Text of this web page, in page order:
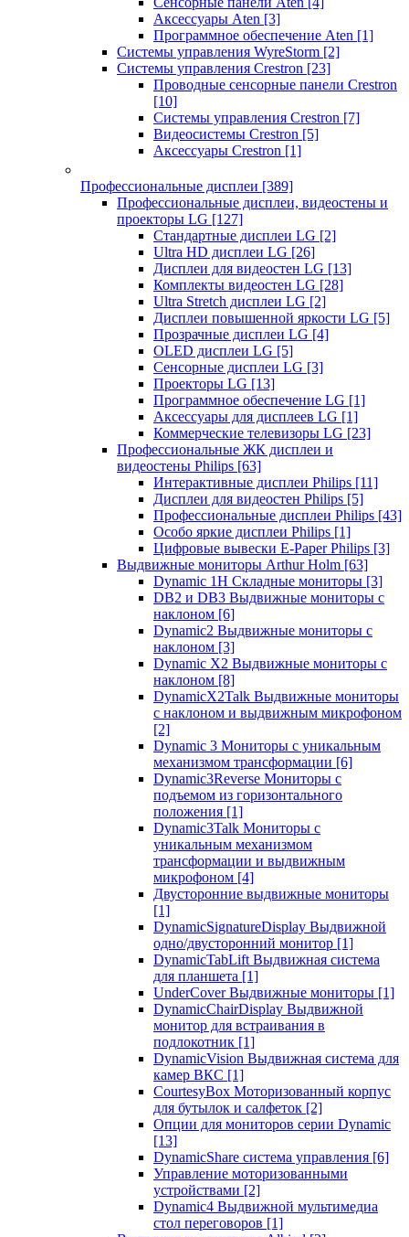
Аксессуары Aten [3]
Программное обеспечение Aten [1]
Системы управления WyreStorm [2]
Системы управления Crestron [23]
Проводные сенсорные панели Crestron
[10]
Системы управления Crestron [7]
Видеосистемы Crestron [5]
Аксессуары Crestron [1]
Профессиональные дисплеи [389]
Профессиональные дисплеи, видеостены и
проекторы LG [127]
Стандартные дисплеи LG [2]
Ultra HD дисплеи LG [26]
Дисплеи для видеостен LG [13]
Комплекты видеостен LG [28]
Ultra Stretch дисплеи LG [2]
Дисплеи повышенной яркости LG [5]
Прозрачные дисплеи LG [4]
OLED дисплеи LG [5]
Сенсорные дисплеи LG [3]
Проекторы LG [13]
Программное обеспечение LG [1]
Аксессуары для дисплеев LG [1]
Коммерческие телевизоры LG [23]
Профессиональные ЖК дисплеи и
видеостены Philips [63]
Интерактивные дисплеи Philips [11]
Дисплеи для видеостен Philips [5]
Профессиональные дисплеи Philips [43]
Особо яркие дисплеи Philips [1]
Цифровые вывески E-Paper Philips [3]
Выдвижные мониторы Arthur Holm [63]
Dynamic 1Н Складные мониторы [3]
DB2 и DB3 Выдвижные мониторы с
наклоном [6]
Dynamic2 Выдвижные мониторы с
наклоном [3]
Dynamic X2 Выдвижные мониторы с
наклоном [8]
DynamicX2Talk Выдвижные мониторы
с наклоном и выдвижным микрофоном
[2]
Dynamic 3 Мониторы с уникальным
механизмом трансформации [6]
Dynamic3Reverse Мониторы с
подъемом из горизонтального
положения [1]
Dynamic3Talk Мониторы с
уникальным механизмом
трансформации и выдвижным
микрофоном [4]
Двусторонние выдвижные мониторы
[1]
DynamicSignatureDisplay Выдвижной
одно/двусторонний монитор [1]
DynamicTabLift Выдвижная система
для планшета [1]
UnderCover Выдвижные мониторы [1]
DynamicChairDisplay Выдвижной
монитор для встраивания в
подлокотник [1]
DynamicVision Выдвижная система для
камер ВКС [1]
CourtesyBox Моторизованный корпус
для бутылок и салфеток [2]
Опции для мониторов серии Dynamic
[13]
DynamicShare система управления [6]
Управление моторизованными
устройствами [2]
Dynamic4 Выдвижной мультимедиа
стол переговоров [1]